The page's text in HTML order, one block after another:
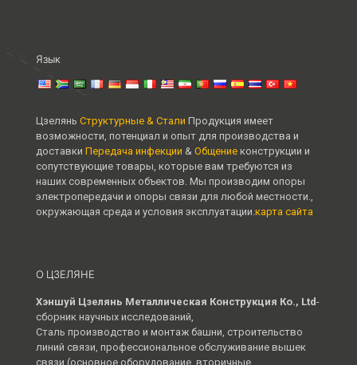
Язык
Цзелянь Структурные & Стали Продукция имеет
возможности, потенциал и опыт для производства и
доставки Передача инфекции & Общение конструкции и
сопутствующие товары, которые вам требуются из
наших современных объектов. Мы производим опоры
электропередачи и опоры связи для любой местности.,
окружающая среда и условия эксплуатации.карта сайта
О ЦЗЕЛЯНЕ
Хэншуй Цзелянь Металлическая Конструкция Ко., Ltd-
сборник научных исследований,
Сталь производство и монтаж башни, строительство
линий связи, профессиональное обслуживание вышек
связи (основное оборудование, вторичные